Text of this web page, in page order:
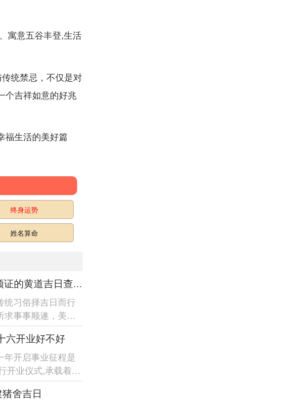
寓意五谷丰登,生活
统禁忌，不仅是对
个吉祥如意的好兆
福生活的美好篇
终身运势
姓名算命
三月份领证的黄道吉日2026年 3月份领证的黄道吉日查询2026年
统习俗择吉日而行
求事事顺遂，美满
六开业好不好
年开启事业征程是
开业仪式,承载着各
舍吉日